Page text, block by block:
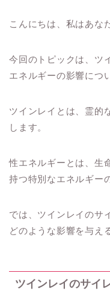
こんにちは、私はあな
今回のトピックは、ツ
エネルギーの影響につ
ツインレイとは、霊的
します。
性エネルギーとは、生
持つ特別なエネルギー
では、ツインレイのサ
どのような影響を与え
ツインレイのサイ